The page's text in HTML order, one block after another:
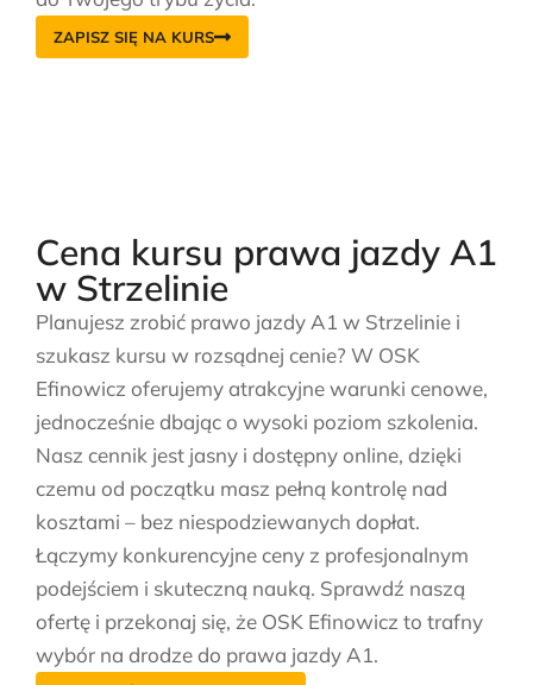
ZAPISZ SIĘ NA KURS
Cena kursu prawa jazdy A1
w Strzelinie
Planujesz zrobić prawo jazdy A1 w Strzelinie i
szukasz kursu w rozsądnej cenie? W OSK
Efinowicz oferujemy atrakcyjne warunki cenowe,
jednocześnie dbając o wysoki poziom szkolenia.
Nasz cennik jest jasny i dostępny online, dzięki
czemu od początku masz pełną kontrolę nad
kosztami – bez niespodziewanych dopłat.
Łączymy konkurencyjne ceny z profesjonalnym
podejściem i skuteczną nauką. Sprawdź naszą
ofertę i przekonaj się, że OSK Efinowicz to trafny
wybór na drodze do prawa jazdy A1.